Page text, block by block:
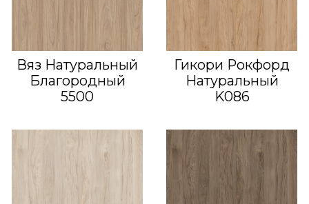
Вяз Натуральный
Благородный
5500
Гикори Рокфорд
Натуральный
K086